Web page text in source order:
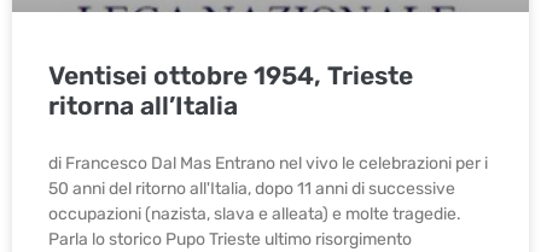
Ventisei ottobre 1954, Trieste
ritorna all’Italia
di Francesco Dal Mas Entrano nel vivo le celebrazioni per i
50 anni del ritorno all'Italia, dopo 11 anni di successive
occupazioni (nazista, slava e alleata) e molte tragedie.
Parla lo storico Pupo Trieste ultimo risorgimento